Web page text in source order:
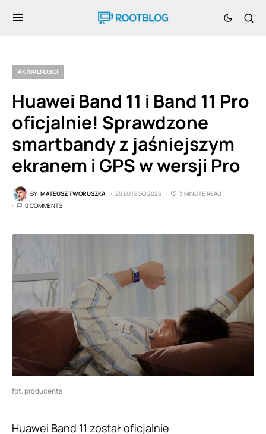
AKTUALNOŚCI
Huawei Band 11 i Band 11 Pro
oficjalnie! Sprawdzone
smartbandy z jaśniejszym
ekranem i GPS w wersji Pro
BY MATEUSZ TWORUSZKA 25 LUTEGO 2026
3 MINUTE READ
0 COMMENTS
fot. producenta
Huawei Band 11 został oficjalnie